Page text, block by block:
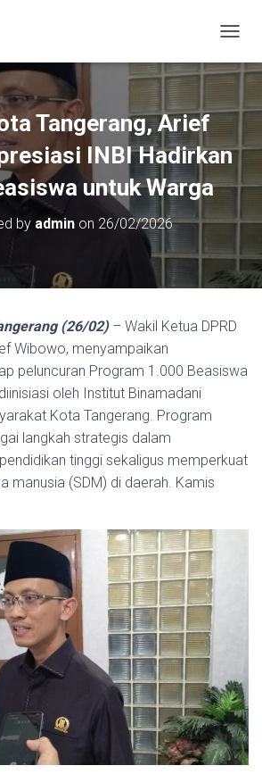
O
G
L
N
A
O
Tangerang, Arief
INBI Hadirkan
untuk Warga
by adminon 26/02/2026
(26/02)– Wakil Ketua DPRD
Wibowo, menyampaikan
peluncuran Program 1.000 Beasiswa
oleh Institut Binamadani
Kota Tangerang. Program
langkah strategis dalam
tinggi sekaligus memperkuat
manusia (SDM) di daerah. Kamis